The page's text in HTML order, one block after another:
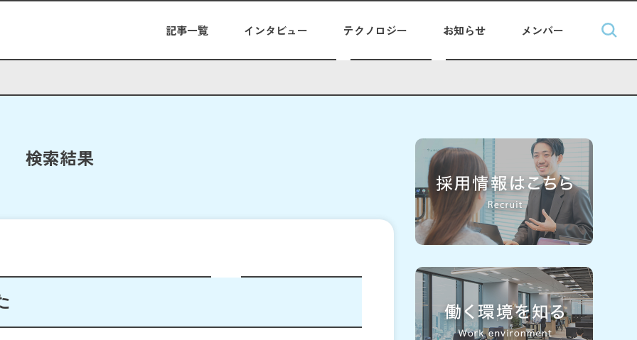
記事一覧 インタビュー テクノロジー お知らせ メンバー
検索結果